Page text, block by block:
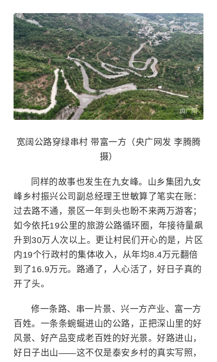
宽阔公路穿绿串村 带富一方（央广网发 李腾腾
摄）
同样的故事也发生在九女峰。山乡集团九女
峰乡村振兴公司副总经理王世敏算了笔实在账：
过去路不通，景区一年到头也盼不来两万游客；
如今依托19公里的旅游公路循环圈，年接待量飙
升到30万人次以上。更让村民们开心的是，片区
内19个行政村的集体收入，从年均8.4万元翻倍
到了16.9万元。路通了，人心活了，好日子真的
开了头。
修一条路、串一片景、兴一方产业、富一方
百姓。一条条蜿蜒进山的公路，正把深山里的好
风景、好产品变成老百姓的好光景。好路进山，
好日子出山——这不仅是泰安乡村的真实写照，